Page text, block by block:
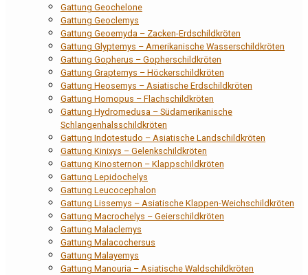
Gattung Geochelone
Gattung Geoclemys
Gattung Geoemyda – Zacken-Erdschildkröten
Gattung Glyptemys – Amerikanische Wasserschildkröten
Gattung Gopherus – Gopherschildkröten
Gattung Graptemys – Höckerschildkröten
Gattung Heosemys – Asiatische Erdschildkröten
Gattung Homopus – Flachschildkröten
Gattung Hydromedusa – Südamerikanische
Schlangenhalsschildkröten
Gattung Indotestudo – Asiatische Landschildkröten
Gattung Kinixys – Gelenkschildkröten
Gattung Kinosternon – Klappschildkröten
Gattung Lepidochelys
Gattung Leucocephalon
Gattung Lissemys – Asiatische Klappen-Weichschildkröten
Gattung Macrochelys – Geierschildkröten
Gattung Malaclemys
Gattung Malacochersus
Gattung Malayemys
Gattung Manouria – Asiatische Waldschildkröten